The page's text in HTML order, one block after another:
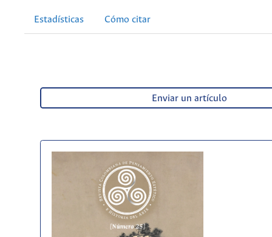
Estadísticas Cómo citar
Enviar un artículo